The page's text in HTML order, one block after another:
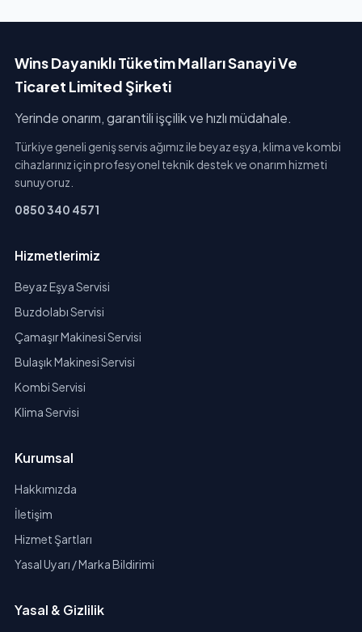
Wins Dayanıklı Tüketim Malları Sanayi Ve
Ticaret Limited Şirketi
Yerinde onarım, garantili işçilik ve hızlı müdahale.
Türkiye geneli geniş servis ağımız ile beyaz eşya, klima ve kombi
cihazlarınız için profesyonel teknik destek ve onarım hizmeti
sunuyoruz.
0850 340 4571
Hizmetlerimiz
Beyaz Eşya Servisi
Buzdolabı Servisi
Çamaşır Makinesi Servisi
Bulaşık Makinesi Servisi
Kombi Servisi
Klima Servisi
Kurumsal
Hakkımızda
İletişim
Hizmet Şartları
Yasal Uyarı / Marka Bildirimi
Yasal & Gizlilik